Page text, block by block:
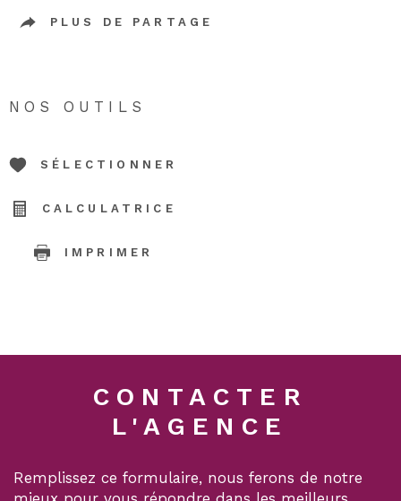
PLUS DE PARTAGE
NOS OUTILS
SÉLECTIONNER
CALCULATRICE
IMPRIMER
CONTACTER
L'AGENCE
Remplissez ce formulaire, nous ferons de notre